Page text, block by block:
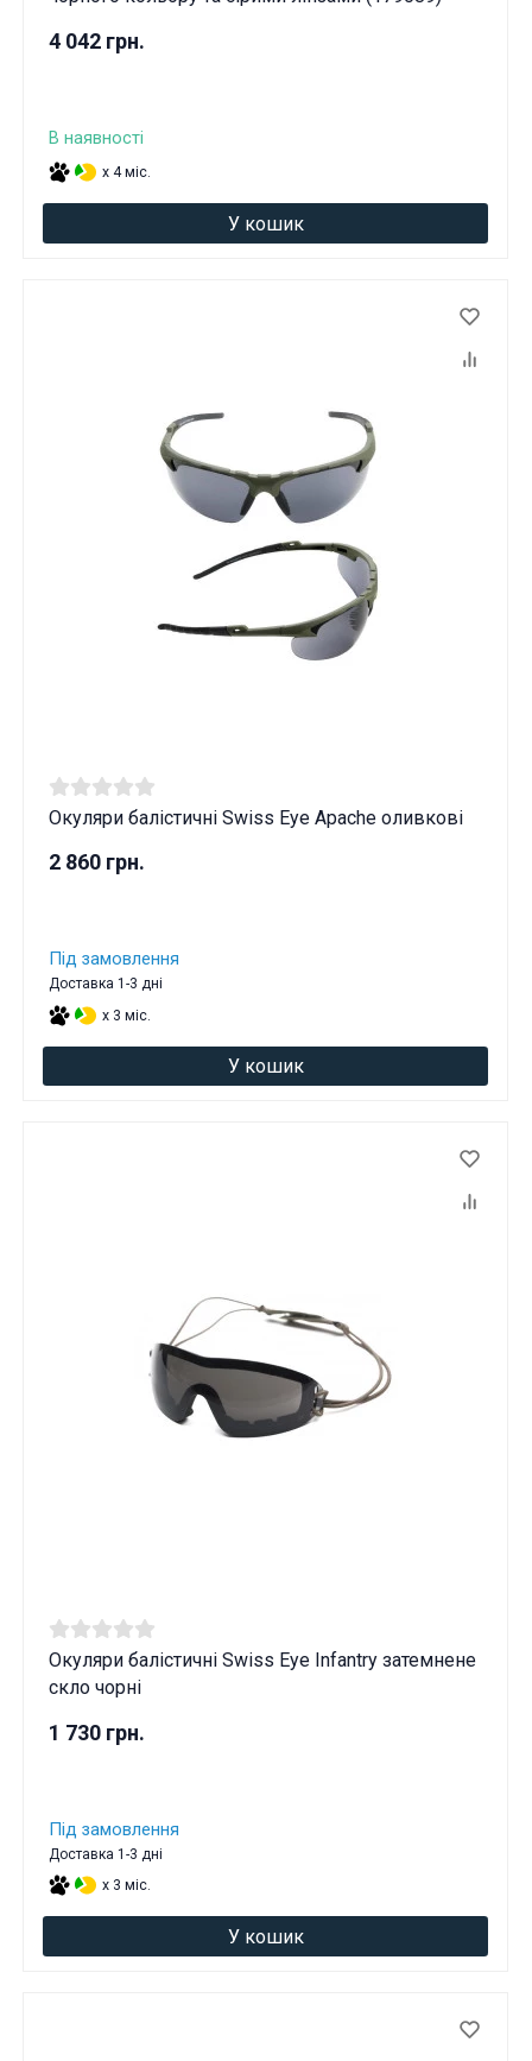
4 042 грн.
В наявності
x 4 міс.
У кошик
Окуляри балістичні Swiss Eye Apache оливкові
2 860 грн.
Під замовлення
Доставка 1-3 дні
x 3 міс.
У кошик
Окуляри балістичні Swiss Eye Infantry затемнене
скло чорні
1 730 грн.
Під замовлення
Доставка 1-3 дні
x 3 міс.
У кошик